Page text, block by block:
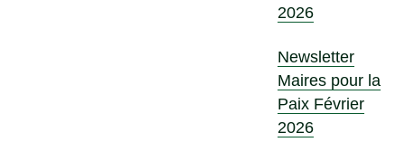
2026
Newsletter
Maires pour la
Paix Février
2026